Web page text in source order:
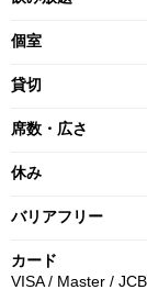
個室
貸切
席数・広さ
休み
バリアフリー
カード
VISA / Master /